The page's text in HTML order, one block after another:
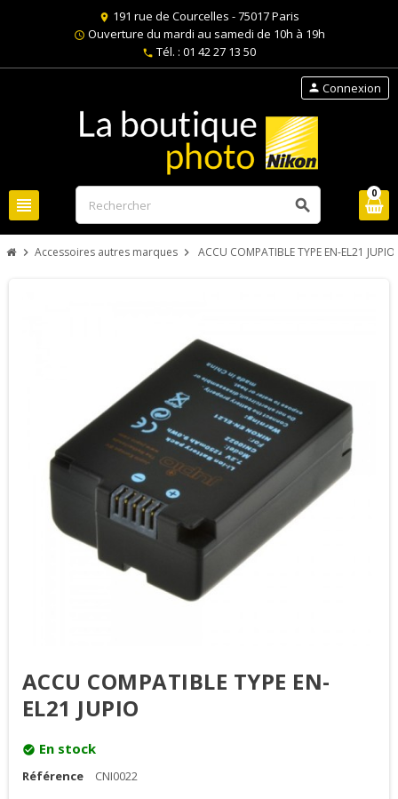
location_on 191 rue de Courcelles - 75017 Paris
schedule Ouverture du mardi au samedi de 10h à 19h
phone Tél. : 01 42 27 13 50
view_headline search
person Connexion
0
chevron_right Accessoires autres marques chevron_right ACCU COMPATIBLE TYPE EN-EL21 JUPIO
ACCU COMPATIBLE TYPE EN-
EL21 JUPIO
check_circle En stock
Référence
CNI0022